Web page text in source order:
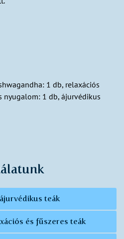
1 db, relaxációs
nyugalom: 1 db, ájurvédikus
teák
és fűszeres teák